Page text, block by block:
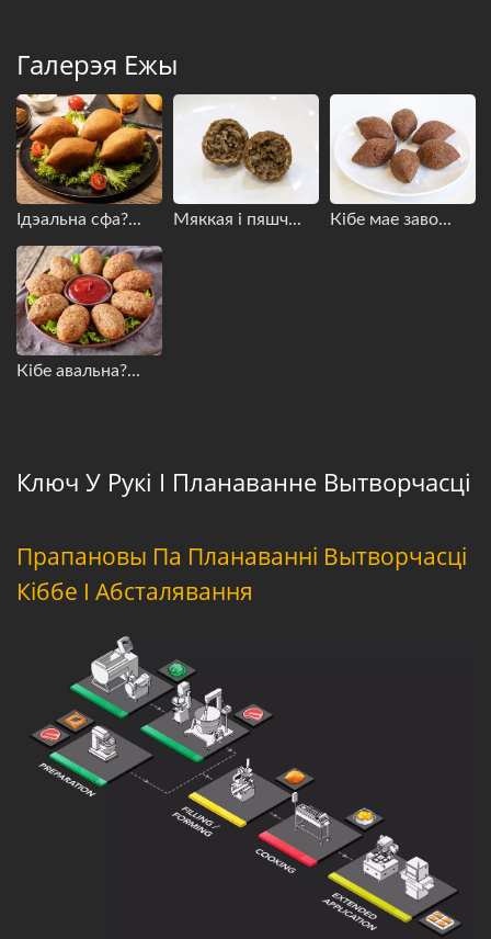
Галерэя Ежы
Ідэальна сфа?... Мяккая і пяшч... Кібе мае заво...
Кібе авальна?...
Ключ У Рукі І Планаванне Вытворчасці
Прапановы Па Планаванні Вытворчасці
Кіббе І Абсталявання